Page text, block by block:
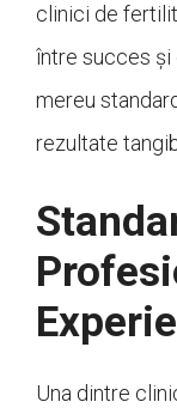
clinici de
între succes și
mereu
rezultate
Una dintre